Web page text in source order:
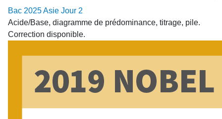
Bac 2025 Asie Jour 2
Acide/Base, diagramme de prédominance, titrage, pile.
Correction disponible.